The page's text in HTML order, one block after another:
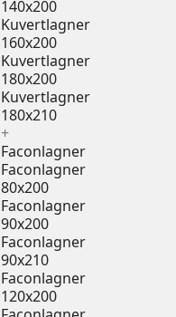
140x200
Kuvertlagner
160x200
Kuvertlagner
180x200
Kuvertlagner
180x210
+
Faconlagner
Faconlagner
80x200
Faconlagner
90x200
Faconlagner
90x210
Faconlagner
120x200